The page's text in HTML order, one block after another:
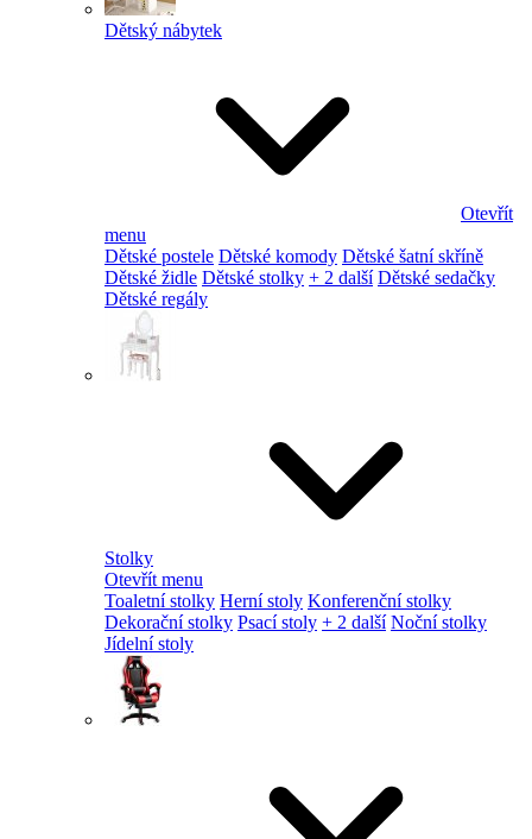
Dětský nábytek
Otevřít
menu
Dětské postele Dětské komody Dětské šatní skříně
Dětské židle Dětské stolky + 2 další Dětské sedačky
Dětské regály
Stolky
Otevřít menu
Toaletní stolky Herní stoly Konferenční stolky
Dekorační stolky Psací stoly + 2 další Noční stolky
Jídelní stoly